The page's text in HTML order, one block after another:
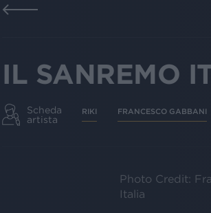
IL SANREMO
Scheda
artista
RIKI FRANCESCO GABBANI
Photo Credit:
Italia